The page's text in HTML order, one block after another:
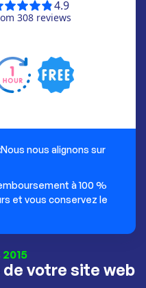
Nous nous alignons sur
à 100 %
et vous conservez le
votre site web